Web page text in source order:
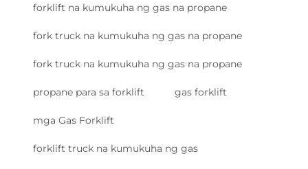
forklift na kumukuha ng gas na propane
fork truck na kumukuha ng gas na propane
fork truck na kumukuha ng gas na propane
propane para sa forklift gas forklift
mga Gas Forklift
forklift truck na kumukuha ng gas